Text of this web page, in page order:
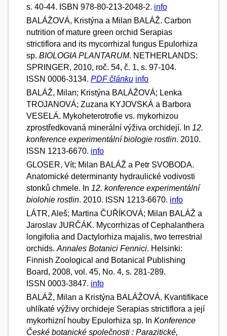
s. 40-44. ISBN 978-80-213-2048-2. info
BALÁŽOVÁ, Kristýna a Milan BALÁŽ. Carbon
nutrition of mature green orchid Serapias
strictiflora and its mycorrhizal fungus Epulorhiza
sp. BIOLOGIA PLANTARUM. NETHERLANDS:
SPRINGER, 2010, roč. 54, č. 1, s. 97-104.
ISSN 0006-3134. PDF článku info
BALÁŽ, Milan; Kristýna BALÁŽOVÁ; Lenka
TROJANOVÁ; Zuzana KYJOVSKÁ a Barbora
VESELÁ. Mykoheterotrofie vs. mykorhizou
zprostředkovaná minerální výživa orchidejí. In 12.
konference experimentální biologie rostlin. 2010.
ISSN 1213-6670. info
GLOSER, Vít; Milan BALÁŽ a Petr SVOBODA.
Anatomické determinanty hydraulické vodivosti
stonků chmele. In 12. konference experimentální
biolohie rostlin. 2010. ISSN 1213-6670. info
LÁTR, Aleš; Martina ČUŘÍKOVÁ; Milan BALÁŽ a
Jaroslav JURČÁK. Mycorrhizas of Cephalanthera
longifolia and Dactylorhiza majalis, two terrestrial
orchids. Annales Botanici Fennici. Helsinki:
Finnish Zoological and Botanical Publishing
Board, 2008, vol. 45, No. 4, s. 281-289.
ISSN 0003-3847. info
BALÁŽ, Milan a Kristýna BALÁŽOVÁ. Kvantifikace
uhlíkaté výživy orchideje Serapias strictiflora a její
mykorhizní houby Epulorhiza sp. In Konference
České botanické společnosti : Parazitické,